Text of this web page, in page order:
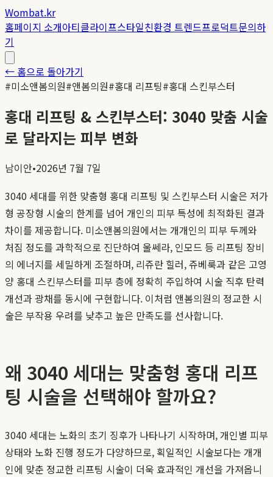
Wombat.kr
홈페이지 소개아티클라이프스타일친환경 트렌드프로덕트문의하
기
← 홈으로 돌아가기
#미소앤봄의원#앤봄의원#홍대 리프팅#홍대 스킨부스터
홍대 리프팅 & 스킨부스터: 3040 맞춤 시술
로 달라지는 피부 변화
남이안•2026년 7월 7일
3040 세대를 위한 맞춤형 홍대 리프팅 및 스킨부스터 시술은 저가
형 공장형 시술의 한계를 넘어 개인의 피부 특성에 최적화된 결과
차이를 제공합니다. 미소앤봄의원에서는 개개인의 피부 두께와
처짐 정도를 과학적으로 진단하여 울쎄라, 인모드 등 리프팅 장비
의 에너지를 세밀하게 조절하며, 리쥬란 힐러, 쥬베룩과 같은 고영
양 홍대 스킨부스터를 피부 층에 정확히 주입하여 시술 직후 탄력
개선과 광채를 동시에 구현합니다. 이처럼 앤봄의원의 정교한 시
술은 부작용 우려를 낮추고 높은 만족도를 선사합니다.
왜 3040 세대는 맞춤형 홍대 리프
팅 시술을 선택해야 할까요?
3040 세대는 노화의 초기 징후가 나타나기 시작하며, 개인별 피부
상태와 노화 진행 정도가 다양하므로, 획일적인 시술보다는 개개
인에 맞춘 정교한 리프팅 시술이 더욱 효과적인 개선을 가져옵니